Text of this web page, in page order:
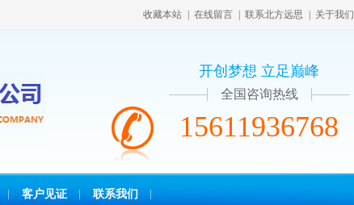
收藏本站 在线留言 联系北方远思 关于我们
开创梦想 立足巅峰
全国咨询热线
15611936768
客户见证 联系我们